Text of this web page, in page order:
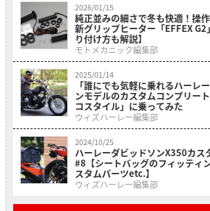
2026/01/15
純正並みの細さで冬も快適！操
新グリップヒーター「EFFEX
り付け方も解説】
モトメカニック編集部
2025/01/14
「誰にでも気軽に乗れるハーレ
ンモデルのカスタムコンプリー
コスタイル」に乗ってみた
ウィズハーレー編集部
2024/10/25
ハーレーダビッドソンX350カス
#8【シートバッグのフィッティ
スタムパーツetc.】
ウィズハーレー編集部